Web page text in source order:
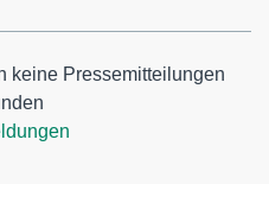
keine Pressemitteilungen